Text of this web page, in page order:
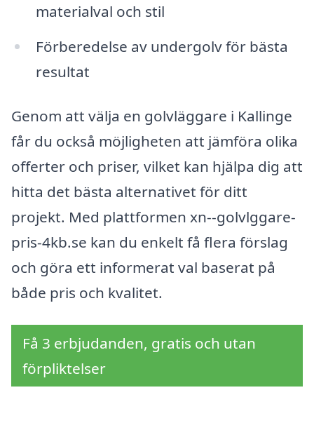
materialval och stil
Förberedelse av undergolv för bästa
resultat
Genom att välja en golvläggare i Kallinge
får du också möjligheten att jämföra olika
offerter och priser, vilket kan hjälpa dig att
hitta det bästa alternativet för ditt
projekt. Med plattformen xn--golvlggare-
pris-4kb.se kan du enkelt få flera förslag
och göra ett informerat val baserat på
både pris och kvalitet.
Få 3 erbjudanden, gratis och utan
förpliktelser